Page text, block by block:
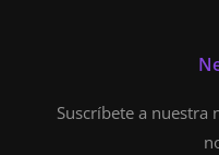
Suscríbete a nuestra